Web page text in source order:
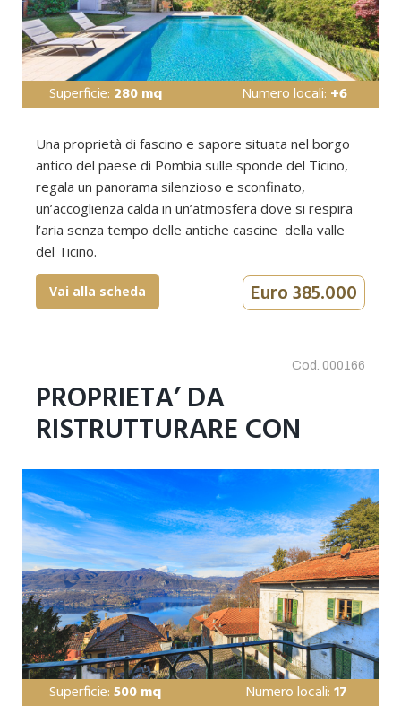
Superficie: 280 mq Numero locali: +6
Una proprietà di fascino e sapore situata nel borgo
antico del paese di Pombia sulle sponde del Ticino,
regala un panorama silenzioso e sconfinato,
un’accoglienza calda in un’atmosfera dove si respira
l’aria senza tempo delle antiche cascine della valle
del Ticino.
Euro 385.000
Vai alla scheda
Superficie:500 mq Numero locali:17
Cod. 000166
PROPRIETA’ DA
RISTRUTTURARE CON
VISTA PANORAMICA
AMENO FRAZ. VACCIAGO
– LAGO D’ORTA